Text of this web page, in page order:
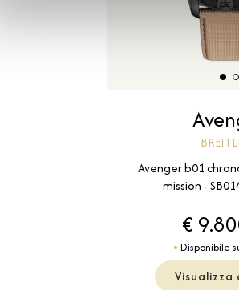
Avenger b01
mission -
€
Disponibile